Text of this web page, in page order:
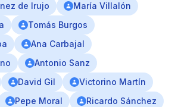
de Irujo
María Villalón
Tomás Burgos
Ana Carbajal
Antonio Sanz
David Gil
Victorino Martín
Pepe Moral
Ricardo Sánchez